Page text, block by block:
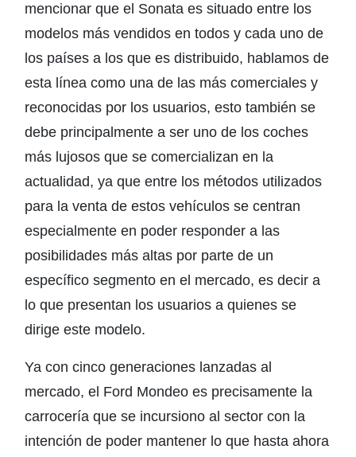
mencionar que el Sonata es situado entre los
modelos más vendidos en todos y cada uno de
los países a los que es distribuido, hablamos de
esta línea como una de las más comerciales y
reconocidas por los usuarios, esto también se
debe principalmente a ser uno de los coches
más lujosos que se comercializan en la
actualidad, ya que entre los métodos utilizados
para la venta de estos vehículos se centran
especialmente en poder responder a las
posibilidades más altas por parte de un
específico segmento en el mercado, es decir a
lo que presentan los usuarios a quienes se
dirige este modelo.
Ya con cinco generaciones lanzadas al
mercado, el Ford Mondeo es precisamente la
carrocería que se incursiono al sector con la
intención de poder mantener lo que hasta ahora